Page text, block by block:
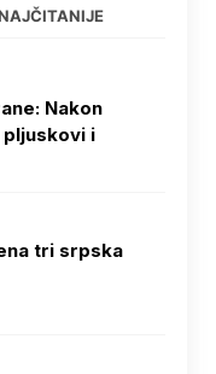
Nakon
i
tri srpska